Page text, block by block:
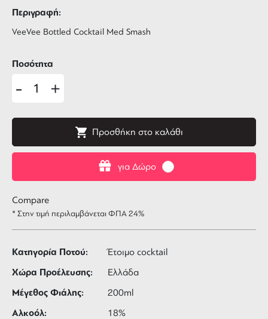
Περιγραφή:
VeeVee Bottled Cocktail Med Smash
για Δώρο
Ποσότητα
- +
Προσθήκη στο καλάθι
Compare
* Στην τιμή περιλαμβάνεται ΦΠΑ 24%
Κατηγορία Ποτού: Έτοιμο cocktail
Χώρα Προέλευσης: Ελλάδα
Μέγεθος Φιάλης: 200ml
Αλκοόλ: 18%